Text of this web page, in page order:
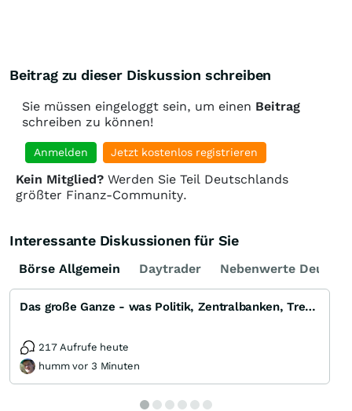
Beitrag zu dieser Diskussion schreiben
Sie müssen eingeloggt sein, um einen Beitrag
schreiben zu können!
Anmelden Jetzt kostenlos registrieren
Kein Mitglied? Werden Sie Teil Deutschlands
größter Finanz-Community.
Interessante Diskussionen für Sie
Börse Allgemein Daytrader Nebenwerte
Das große Ganze - was Politik, Zentralbanken, Trends, Medien und Gesellschaft mit Aktien, Rohstoffen
217 Aufrufe heute
humm vor 3 Minuten